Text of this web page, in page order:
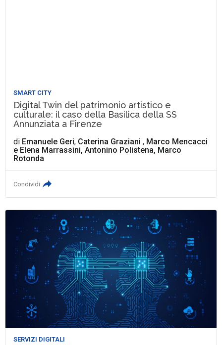
SMART CITY
Digital Twin del patrimonio artistico e
culturale: il caso della Basilica della SS
Annunziata a Firenze
di Emanuele Geri, Caterina Graziani, Marco Mencacci
e Elena Marrassini, Antonino Polistena, Marco
Rotonda
Condividi
SERVIZI DIGITALI